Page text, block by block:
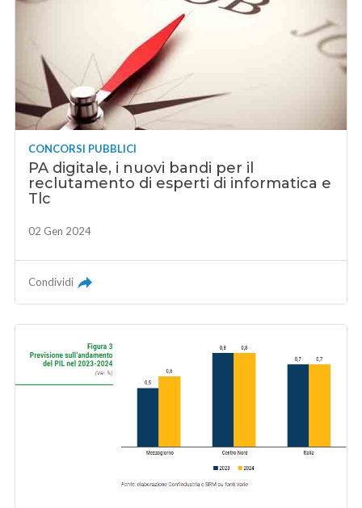
CONCORSI PUBBLICI
PA digitale, i nuovi bandi per il
reclutamento di esperti di informatica e
Tlc
02 Gen 2024
Condividi